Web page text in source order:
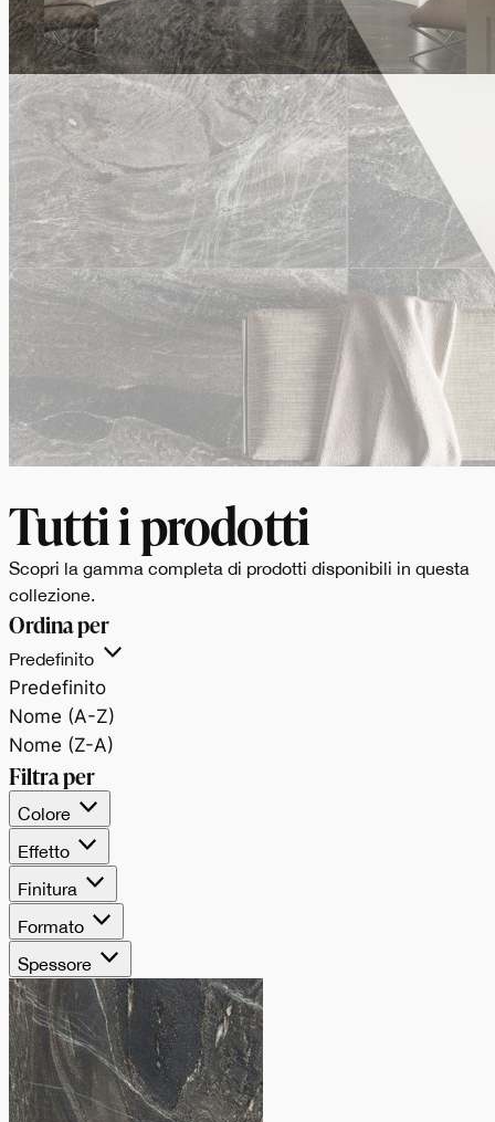
PIETRE MAXIMUM
Cromie naturali e
superfici materiche
che uniscono estetica
e versatilità
progettuale.
Tutti i prodotti
Scopri la gamma completa di prodotti disponibili in questa
collezione.
Ordina per
Predefinito
Predefinito
Nome (A-Z)
Nome (Z-A)
Filtra per
Colore
Effetto
Finitura
Formato
Spessore